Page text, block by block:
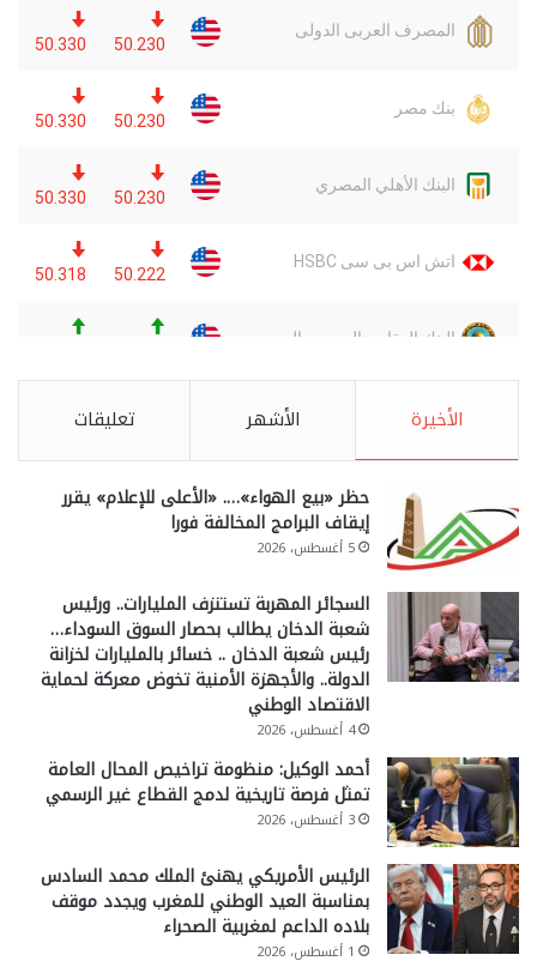
الأخيرة الأشهر تعليقات
حظر «بيع الهواء»…. «الأعلى للإعلام» يقرر
إيقاف البرامج المخالفة فورا
5 أغسطس، 2026
السجائر المهربة تستنزف المليارات.. ورئيس
شعبة الدخان يطالب بحصار السوق السوداء…
رئيس شعبة الدخان .. خسائر بالمليارات لخزانة
الدولة.. والأجهزة الأمنية تخوض معركة لحماية
الاقتصاد الوطني
4 أغسطس، 2026
أحمد الوكيل: منظومة تراخيص المحال العامة
تمثل فرصة تاريخية لدمج القطاع غير الرسمي
3 أغسطس، 2026
الرئيس الأمريكي يهنئ الملك محمد السادس
بمناسبة العيد الوطني للمغرب ويجدد موقف
بلاده الداعم لمغربية الصحراء
1 أغسطس، 2026